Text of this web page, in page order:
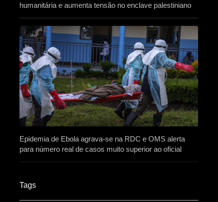
humanitária e aumenta tensão no enclave palestiniano
Epidemia de Ebola agrava-se na RDC e OMS alerta
para número real de casos muito superior ao oficial
Tags